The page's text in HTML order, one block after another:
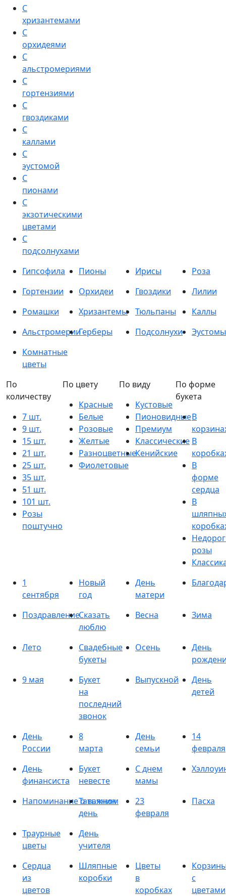
С
хризантемами
С
орхидеями
С
альстромериями
С
гортензиями
С
гвоздиками
С
каллами
С
эустомой
С
пионами
С
экзотическими
цветами
С
подсолнухами
Гипсофила
Пионы Ирисы
Роза
Гортензии
Орхидеи Гвоздики
Лилии
Ромашки
Хризантемы Тюльпаны
Каллы
АльстромерииГерберы Подсолнухи
Эустомы
Комнатные
цветы
По
количеству
7 шт.
9 шт.
15 шт.
21 шт.
25 шт.
35 шт.
51 шт.
101 шт.
Розы
поштучно
По цвету
Красные
Белые
Розовые
Желтые
Разноцветные
Фиолетовые
По виду
Кустовые
Пионовидные
Премиум
Классические
Кенийские
По форме
букета
В
В
В
форме
сердца
В
розы
1
сентября
Новый
год
День
матери
ПоздравлениеСказать
люблю
Весна Зима
Лето
Свадебные
букеты
Осень
День
9 мая
Букет
на
последний
звонок
Выпускной
День
детей
День
России
8
марта
День
семьи
14
февраля
День
финансиста
Букет
невесте
С днем
мамы
Напоминание о важном
Татьянин
день
23
февраля
Пасха
Траурные
цветы
День
учителя
Сердца
из
цветов
Шляпные
коробки
Цветы
в
коробках
с
цветами